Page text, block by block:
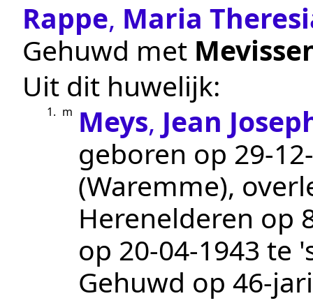
Rappe, Maria
Gehuwd met
Uit dit huwelijk:
1. m Meys, Jean
geboren op
(Waremme),
Herenelderen op
op 20‑04‑1943 te
Gehuwd op 46-